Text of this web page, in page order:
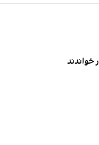
خواندند